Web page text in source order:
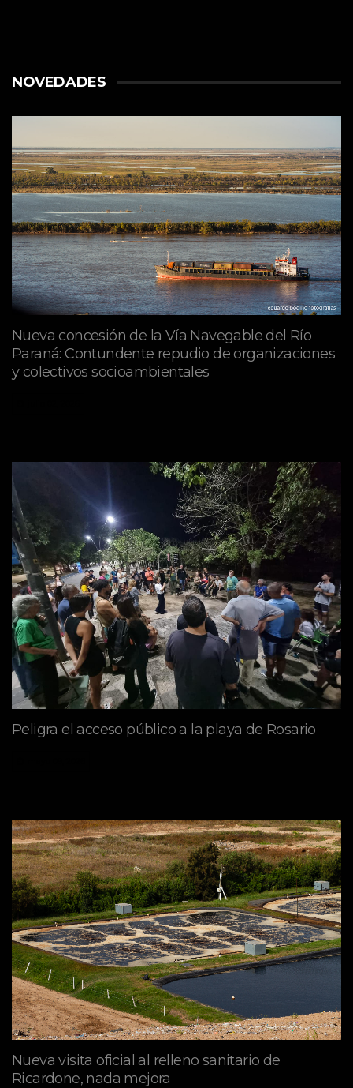
NOVEDADES
Nueva concesión de la Vía Navegable del Río
Paraná: Contundente repudio de organizaciones
y colectivos socioambientales
Peligra el acceso público a la playa de Rosario
Nueva visita oficial al relleno sanitario de
Ricardone, nada mejora